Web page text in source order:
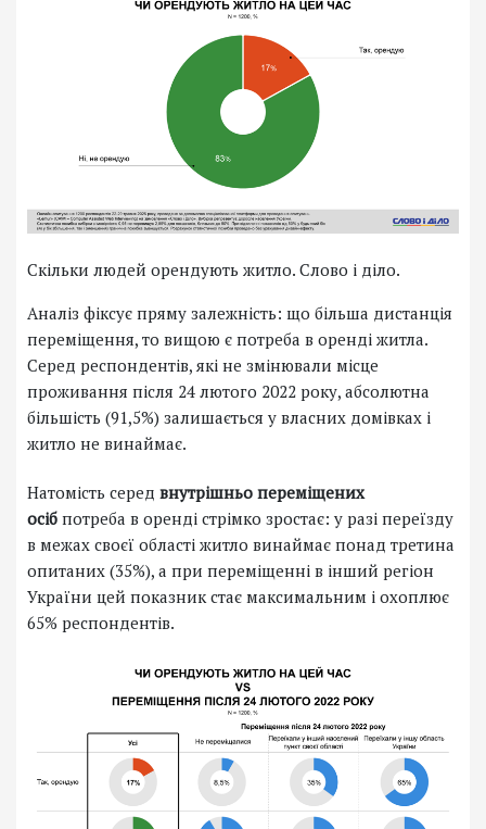
Скільки людей орендують житло. Слово і діло.
Аналіз фіксує пряму залежність: що більша дистанція
переміщення, то вищою є потреба в оренді житла.
Серед респондентів, які не змінювали місце
проживання після 24 лютого 2022 року, абсолютна
більшість (91,5%) залишається у власних домівках і
житло не винаймає.
Натомість серед внутрішньо переміщених
осіб потреба в оренді стрімко зростає: у разі переїзду
в межах своєї області житло винаймає понад третина
опитаних (35%), а при переміщенні в інший регіон
України цей показник стає максимальним і охоплює
65% респондентів.